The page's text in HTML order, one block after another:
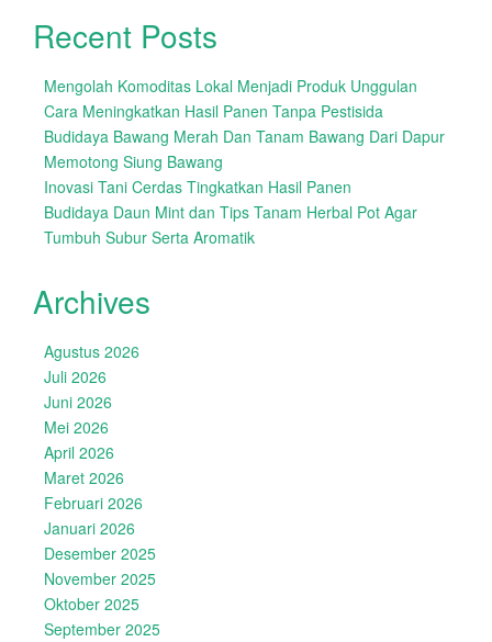
Recent Posts
Mengolah Komoditas Lokal Menjadi Produk Unggulan
Cara Meningkatkan Hasil Panen Tanpa Pestisida
Budidaya Bawang Merah Dan Tanam Bawang Dari Dapur
Memotong Siung Bawang
Inovasi Tani Cerdas Tingkatkan Hasil Panen
Budidaya Daun Mint dan Tips Tanam Herbal Pot Agar
Tumbuh Subur Serta Aromatik
Archives
Agustus 2026
Juli 2026
Juni 2026
Mei 2026
April 2026
Maret 2026
Februari 2026
Januari 2026
Desember 2025
November 2025
Oktober 2025
September 2025